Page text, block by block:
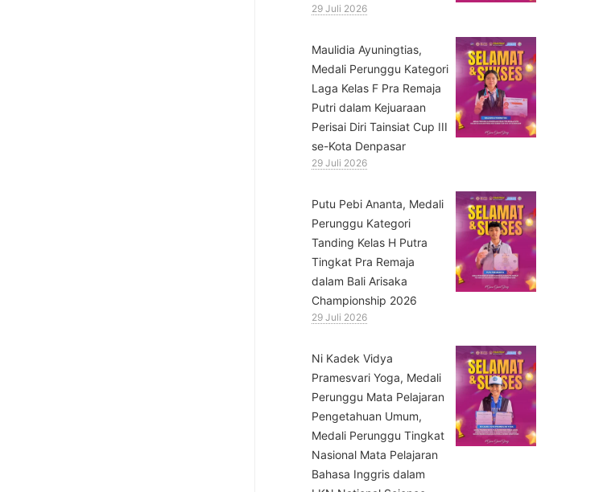
29 Juli 2026
⁠Maulidia Ayuningtias,
Medali Perunggu Kategori
Laga Kelas F Pra Remaja
Putri dalam Kejuaraan
Perisai Diri Tainsiat Cup III
se-Kota Denpasar
29 Juli 2026
Putu Pebi Ananta, Medali
Perunggu Kategori
Tanding Kelas H Putra
Tingkat Pra Remaja
dalam Bali Arisaka
Championship 2026
29 Juli 2026
⁠Ni Kadek Vidya
Pramesvari Yoga, Medali
Perunggu Mata Pelajaran
Pengetahuan Umum,
Medali Perunggu Tingkat
Nasional Mata Pelajaran
Bahasa Inggris dalam